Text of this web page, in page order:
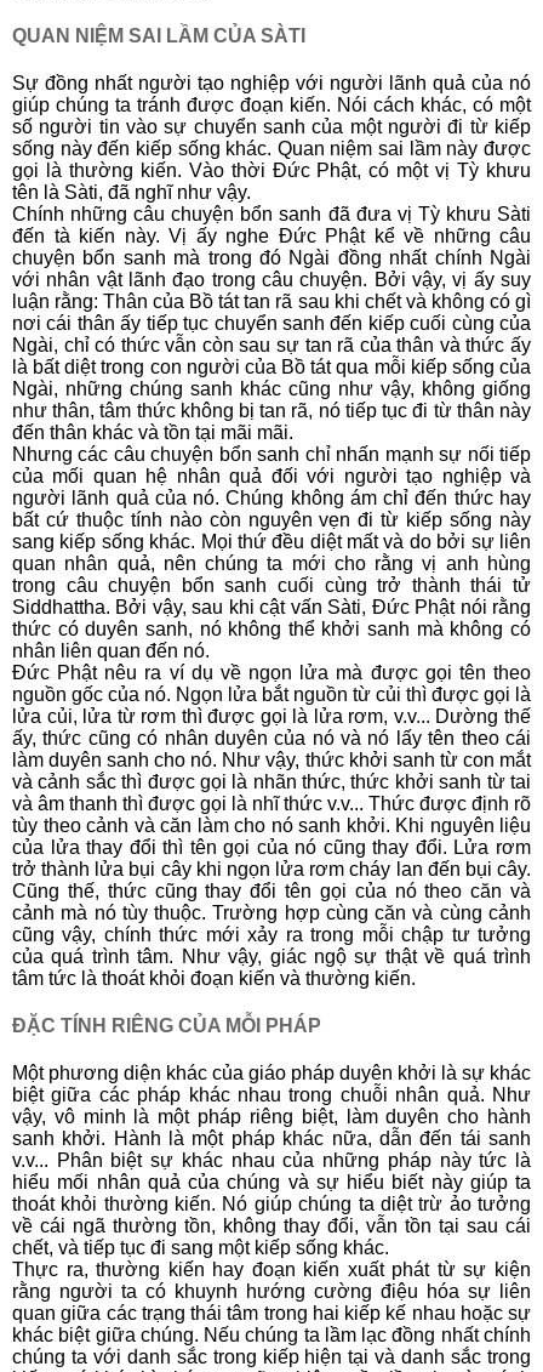
QUAN NIỆM SAI LẦM CỦA SÀTI
Sự đồng nhất người tạo nghiệp với người lãnh quả của nó
giúp chúng ta tránh được đoạn kiến. Nói cách khác, có một
số người tin vào sự chuyển sanh của một người đi từ kiếp
sống này đến kiếp sống khác. Quan niệm sai lầm này được
gọi là thường kiến. Vào thời Ðức Phật, có một vị Tỳ khưu
tên là Sàti, đã nghĩ như vậy.
Chính những câu chuyện bổn sanh đã đưa vị Tỳ khưu Sàti
đến tà kiến này. Vị ấy nghe Ðức Phật kể về những câu
chuyện bổn sanh mà trong đó Ngài đồng nhất chính Ngài
với nhân vật lãnh đạo trong câu chuyện. Bởi vậy, vị ấy suy
luận rằng: Thân của Bồ tát tan rã sau khi chết và không có gì
nơi cái thân ấy tiếp tục chuyển sanh đến kiếp cuối cùng của
Ngài, chỉ có thức vẫn còn sau sự tan rã của thân và thức ấy
là bất diệt trong con người của Bồ tát qua mỗi kiếp sống của
Ngài, những chúng sanh khác cũng như vậy, không giống
như thân, tâm thức không bị tan rã, nó tiếp tục đi từ thân này
đến thân khác và tồn tại mãi mãi.
Nhưng các câu chuyện bổn sanh chỉ nhấn mạnh sự nối tiếp
của mối quan hệ nhân quả đối với người tạo nghiệp và
người lãnh quả của nó. Chúng không ám chỉ đến thức hay
bất cứ thuộc tính nào còn nguyên vẹn đi từ kiếp sống này
sang kiếp sống khác. Mọi thứ đều diệt mất và do bởi sự liên
quan nhân quả, nên chúng ta mới cho rằng vị anh hùng
trong câu chuyện bổn sanh cuối cùng trở thành thái tử
Siddhattha. Bởi vậy, sau khi cật vấn Sàti, Ðức Phật nói rằng
thức có duyên sanh, nó không thể khởi sanh mà không có
nhân liên quan đến nó.
Ðức Phật nêu ra ví dụ về ngọn lửa mà được gọi tên theo
nguồn gốc của nó. Ngọn lửa bắt nguồn từ củi thì được gọi là
lửa củi, lửa từ rơm thì được gọi là lửa rơm, v.v... Dường thế
ấy, thức cũng có nhân duyên của nó và nó lấy tên theo cái
làm duyên sanh cho nó. Như vậy, thức khởi sanh từ con mắt
và cảnh sắc thì được gọi là nhãn thức, thức khởi sanh từ tai
và âm thanh thì được gọi là nhĩ thức v.v... Thức được định rõ
tùy theo cảnh và căn làm cho nó sanh khởi. Khi nguyên liệu
của lửa thay đổi thì tên gọi của nó cũng thay đổi. Lửa rơm
trở thành lửa bụi cây khi ngọn lửa rơm cháy lan đến bụi cây.
Cũng thế, thức cũng thay đổi tên gọi của nó theo căn và
cảnh mà nó tùy thuộc. Trường hợp cùng căn và cùng cảnh
cũng vậy, chính thức mới xảy ra trong mỗi chập tư tưởng
của quá trình tâm. Như vậy, giác ngộ sự thật về quá trình
tâm tức là thoát khỏi đoạn kiến và thường kiến.
ĐẶC TÍNH RIÊNG CỦA MỖI PHÁP
Một phương diện khác của giáo pháp duyên khởi là sự khác
biệt giữa các pháp khác nhau trong chuỗi nhân quả. Như
vậy, vô minh là một pháp riêng biệt, làm duyên cho hành
sanh khởi. Hành là một pháp khác nữa, dẫn đến tái sanh
v.v... Phân biệt sự khác nhau của những pháp này tức là
hiểu mối nhân quả của chúng và sự hiểu biết này giúp ta
thoát khỏi thường kiến. Nó giúp chúng ta diệt trừ ảo tưởng
về cái ngã thường tồn, không thay đổi, vẫn tồn tại sau cái
chết, và tiếp tục đi sang một kiếp sống khác.
Thực ra, thường kiến hay đoạn kiến xuất phát từ sự kiện
rằng người ta có khuynh hướng cường điệu hóa sự liên
quan giữa các trạng thái tâm trong hai kiếp kế nhau hoặc sự
khác biệt giữa chúng. Nếu chúng ta lầm lạc đồng nhất chính
chúng ta với danh sắc trong kiếp hiện tại và danh sắc trong